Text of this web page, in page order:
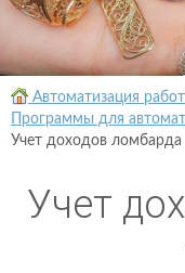
Автоматизация
Программы для
Учет доходов ломбарда
Учет